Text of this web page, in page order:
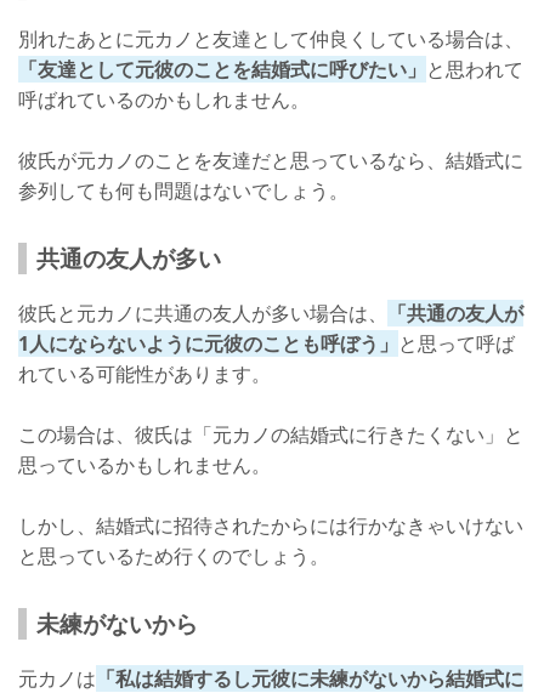
別れたあとに元カノと友達として仲良くしている場合は、
「友達として元彼のことを結婚式に呼びたい」 と思われて
呼ばれているのかもしれません。
彼氏が元カノのことを友達だと思っているなら、結婚式に
参列しても何も問題はないでしょう。
共通の友人が多い
彼氏と元カノに共通の友人が多い場合は、
「共通の友人が
1人にならないように元彼のことも呼ぼう」 と思って呼ば
れている可能性があります。
この場合は、彼氏は「元カノの結婚式に行きたくない」と
思っているかもしれません。
しかし、結婚式に招待されたからには行かなきゃいけない
と思っているため行くのでしょう。
未練がないから
元カノは 「私は結婚するし元彼に未練がないから結婚式に